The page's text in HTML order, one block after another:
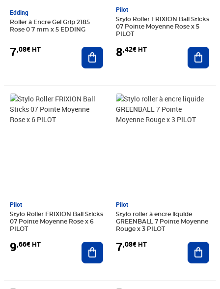
Edding
Roller à Encre Gel Grip 2185
Rose 0 7 mm x 5 EDDING
7,08€ HT Ajouter au panier
Pilot
Stylo Roller FRIXION Ball Sticks
07 Pointe Moyenne Rose x 5
PILOT
8,42€ HT
Pilot
Stylo Roller FRIXION Ball Sticks
07 Pointe Moyenne Rose x 6
PILOT
9,66€ HT
Prix 9,66€ HT
Ajouter au panier
Pilot
Stylo roller à encre liquide
GREENBALL 7 Pointe Moyenne
Rouge x 3 PILOT
7,08€ HT
Prix 7,08€ HT